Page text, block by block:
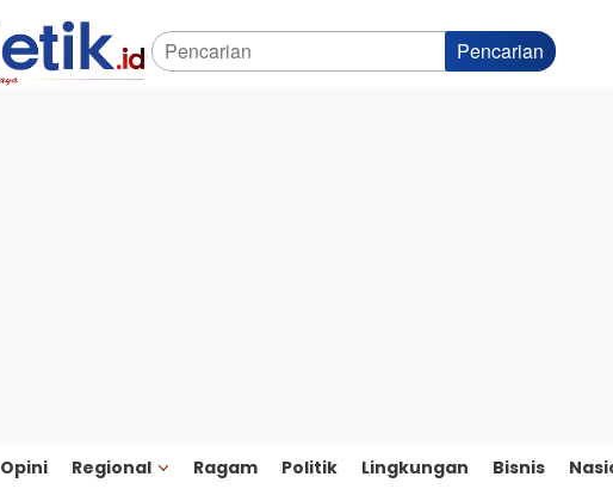
Pencarian
Opini Regional Ragam Politik Lingkungan Bisnis